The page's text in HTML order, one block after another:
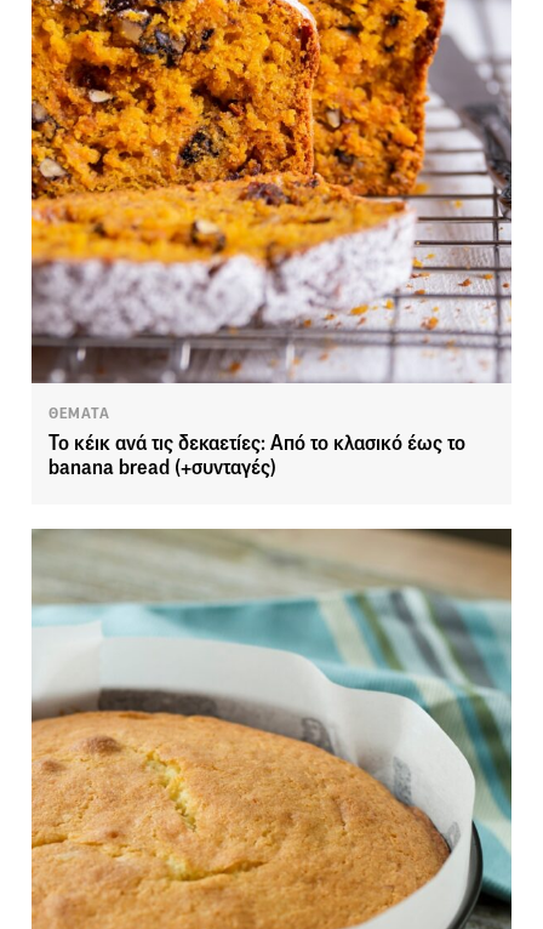
ΘΕΜΑΤΑ
Το κέικ ανά τις δεκαετίες: Από το κλασικό έως το
banana bread (+συνταγές)